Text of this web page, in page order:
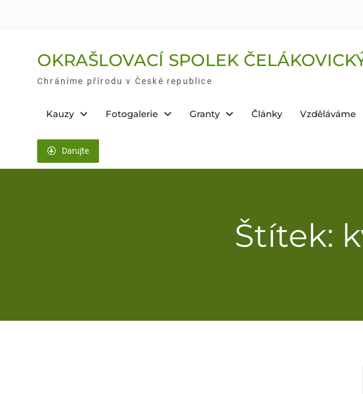
OKRAŠLOVACÍ SPOLEK
Chráníme přírodu v České republice
Kauzy Fotogalerie Granty Články Vzděláváme
Darujte
Štítek: